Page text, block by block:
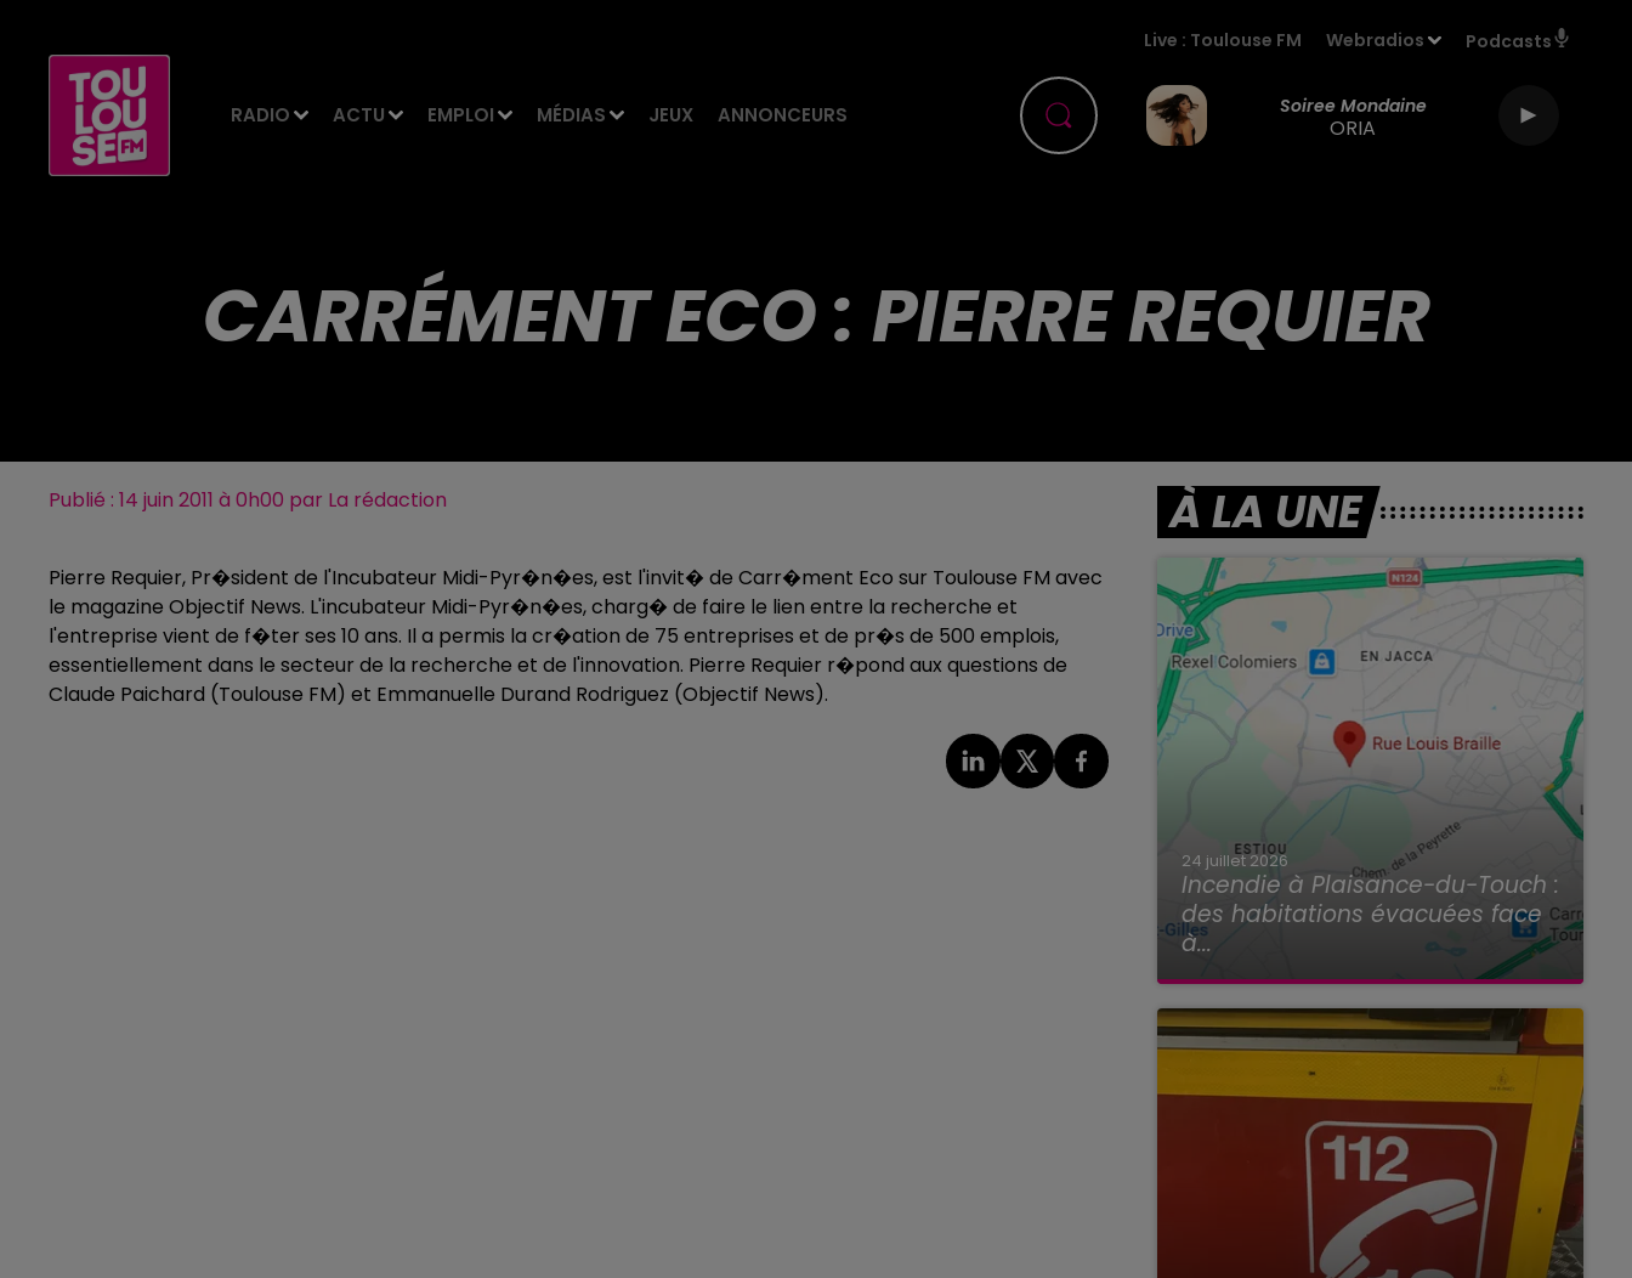
RADIO ACTU EMPLOI MÉDIAS JEUX ANNONCEURS
Live : Toulouse FM Webradios Podcasts
Soiree Mondaine
ORIA
CARRÉMENT ECO : PIERRE REQUIER
Publié : 14 juin 2011 à 0h00 par La rédaction
Pierre Requier, Pr�sident de l'Incubateur Midi-Pyr�n�es, est l'invit� de Carr�ment Eco sur Toulouse FM avec
le magazine Objectif News. L'incubateur Midi-Pyr�n�es, charg� de faire le lien entre la recherche et
l'entreprise vient de f�ter ses 10 ans. Il a permis la cr�ation de 75 entreprises et de pr�s de 500 emplois,
essentiellement dans le secteur de la recherche et de l'innovation. Pierre Requier r�pond aux questions de
Claude Paichard (Toulouse FM) et Emmanuelle Durand Rodriguez (Objectif News).
À LA UNE
24 juillet 2026
Incendie à Plaisance-du-Touch :
des habitations évacuées face
à...